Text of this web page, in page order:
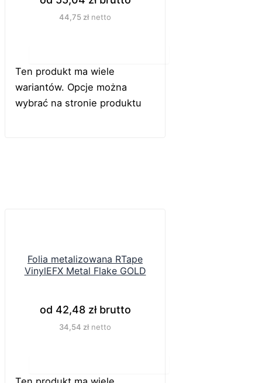
44,75 złnetto
Ten produkt ma wiele
wariantów. Opcje można
wybrać na stronie produktu
Folia metalizowana RTape
VinylEFX Metal Flake GOLD
od 42,48 złbrutto
34,54 złnetto